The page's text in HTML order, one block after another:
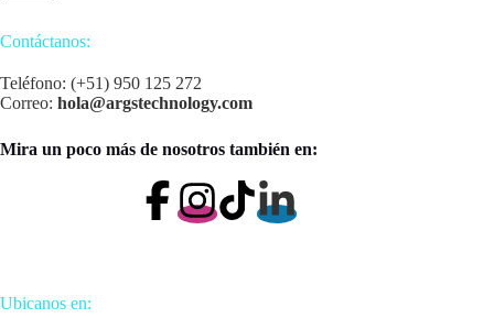
Contáctanos:
Teléfono: (+51) 950 125 272
Correo: hola@argstechnology.com
Mira un poco más de nosotros también en:
Ubicanos en: